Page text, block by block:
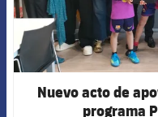
Nuevo acto de
programa